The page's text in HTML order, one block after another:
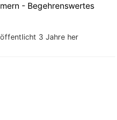
3 Jahre her
- Begehrenswertes